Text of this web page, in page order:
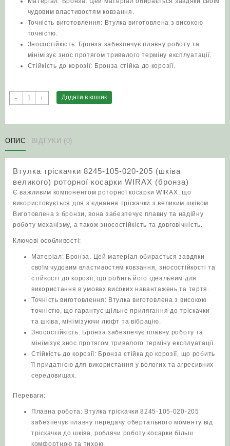
чудовим властивостям ковзання.
Точність виготовлення: Втулка виготовлена з високою
точністю.
Зносостійкість: Бронза забезпечує плавну роботу та
мінімізує знос протягом тривалого терміну експлуатації.
Стійкість до корозії: Бронза стійка до корозії.
-
Втулка
тріскачки
020-
205
великого)
роторної
косарки
WIRAX
(бронза)
кількість
+ Додати в кошик
ОПИС ВІДГУКИ (0)
Втулка тріскачки 8245-105-020-205 (шківа
великого) роторної косарки WIRAX (бронза)
Є важливим компонентом роторної косарки WIRAX, що
використовується для з’єднання тріскачки з великим шківом.
Виготовлена з бронзи, вона забезпечує плавну та надійну
роботу механізму, а також зносостійкість та довговічність.
Ключові особливості:
Матеріал: Бронза. Цей матеріал обирається завдяки
своїм чудовим властивостям ковзання, зносостійкості та
стійкості до корозії, що робить його ідеальним для
використання в умовах високих навантажень та тертя.
Точність виготовлення: Втулка виготовлена з високою
точністю, що гарантує щільне прилягання до тріскачки
та шківа, мінімізуючи люфт та вібрацію.
Зносостійкість: Бронза забезпечує плавну роботу та
мінімізує знос протягом тривалого терміну експлуатації.
Стійкість до корозії: Бронза стійка до корозії, що робить
її придатною для використання у вологих та агресивних
середовищах.
Переваги:
Плавна робота: Втулка тріскачки 8245-105-020-205
забезпечує плавну передачу обертального моменту від
тріскачки до шківа, роблячи роботу косарки більш
комфортною та тихою.